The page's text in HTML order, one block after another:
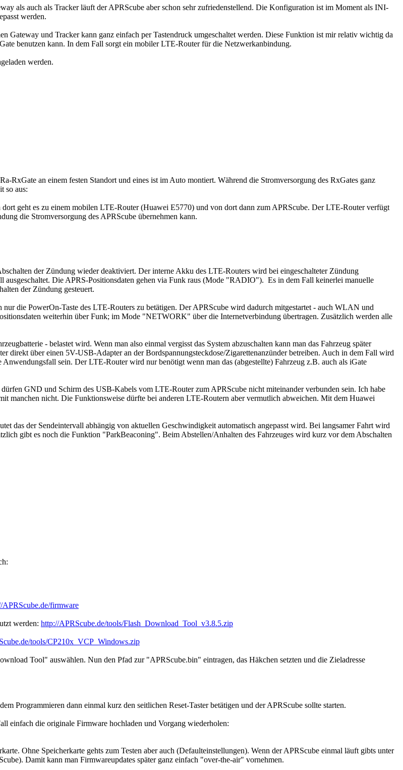
als auch als Tracker läuft der APRScube aber schon sehr zufriedenstellend. Die Konfiguration ist im Moment als INI-
werden.
und Tracker kann ganz einfach per Tastendruck umgeschaltet werden. Diese Funktion ist mir relativ wichtig da
benutzen kann. In dem Fall sorgt ein mobiler LTE-Router für die Netzwerkanbindung.
werden.
RxGate an einem festen Standort und eines ist im Auto montiert. Während die Stromversorgung des RxGates ganz
so aus:
geht es zu einem mobilen LTE-Router (Huawei E5770) und von dort dann zum APRScube. Der LTE-Router verfügt
die Stromversorgung des APRScube übernehmen kann.
der Zündung wieder deaktiviert. Der interne Akku des LTE-Routers wird bei eingeschalteter Zündung
Die APRS-Positionsdaten gehen via Funk raus (Mode "RADIO"). Es in dem Fall keinerlei manuelle
der Zündung gesteuert.
die PowerOn-Taste des LTE-Routers zu betätigen. Der APRScube wird dadurch mitgestartet - auch WLAN und
weiterhin über Funk; im Mode "NETWORK" über die Internetverbindung übertragen. Zusätzlich werden alle
- belastet wird. Wenn man also einmal vergisst das System abzuschalten kann man das Fahrzeug später
direkt über einen 5V-USB-Adapter an der Bordspannungsteckdose/Zigarettenanzünder betreiben. Auch in dem Fall wird
sein. Der LTE-Router wird nur benötigt wenn man das (abgestellte) Fahrzeug z.B. auch als iGate
GND und Schirm des USB-Kabels vom LTE-Router zum APRScube nicht miteinander verbunden sein. Ich habe
manchen nicht. Die Funktionsweise dürfte bei anderen LTE-Routern aber vermutlich abweichen. Mit dem Huawei
das der Sendeintervall abhängig von aktuellen Geschwindigkeit automatisch angepasst wird. Bei langsamer Fahrt wird
gibt es noch die Funktion "ParkBeaconing". Beim Abstellen/Anhalten des Fahrzeuges wird kurz vor dem Abschalten
APRScube.de/firmware
werden: http://APRScube.de/tools/Flash_Download_Tool_v3.8.5.zip
tools/CP210x_VCP_Windows.zip
Tool" auswählen. Nun den Pfad zur "APRScube.bin" eintragen, das Häkchen setzten und die Zieladresse
Programmieren dann einmal kurz den seitlichen Reset-Taster betätigen und der APRScube sollte starten.
einfach die originale Firmware hochladen und Vorgang wiederholen:
Ohne Speicherkarte gehts zum Testen aber auch (Defaulteinstellungen). Wenn der APRScube einmal läuft gibts unter
Damit kann man Firmwareupdates später ganz einfach "over-the-air" vornehmen.